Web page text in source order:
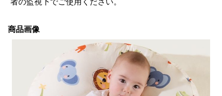
者の監視下でご使用ください。
商品画像